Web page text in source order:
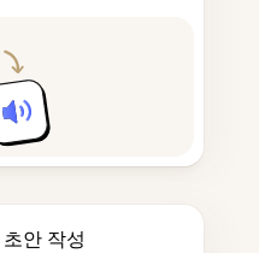
안 작성